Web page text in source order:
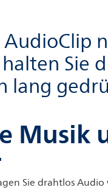
lang
Sie drahtlos